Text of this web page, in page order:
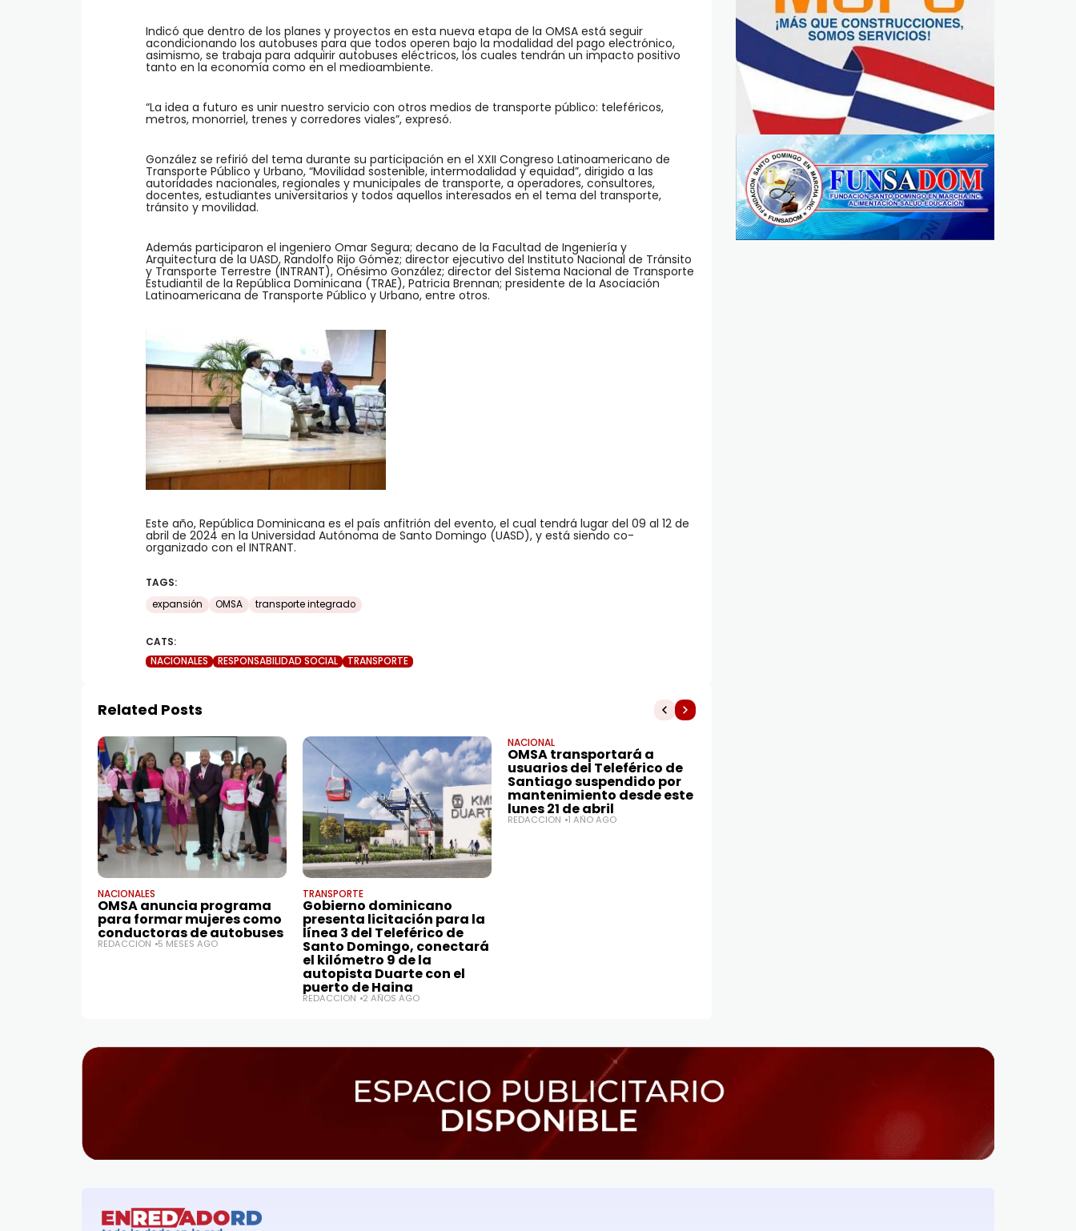
Indicó que dentro de los planes y proyectos en esta nueva etapa de la OMSA está seguir
acondicionando los autobuses para que todos operen bajo la modalidad del pago electrónico,
asimismo, se trabaja para adquirir autobuses eléctricos, los cuales tendrán un impacto positivo
tanto en la economía como en el medioambiente.
“La idea a futuro es unir nuestro servicio con otros medios de transporte público: teleféricos,
metros, monorriel, trenes y corredores viales”, expresó.
González se refirió del tema durante su participación en el XXII Congreso Latinoamericano de
Transporte Público y Urbano, “Movilidad sostenible, intermodalidad y equidad”, dirigido a las
autoridades nacionales, regionales y municipales de transporte, a operadores, consultores,
docentes, estudiantes universitarios y todos aquellos interesados en el tema del transporte,
tránsito y movilidad.
Además participaron el ingeniero Omar Segura; decano de la Facultad de Ingeniería y
Arquitectura de la UASD, Randolfo Rijo Gómez; director ejecutivo del Instituto Nacional de Tránsito
y Transporte Terrestre (INTRANT), Onésimo González; director del Sistema Nacional de Transporte
Estudiantil de la República Dominicana (TRAE), Patricia Brennan; presidente de la Asociación
Latinoamericana de Transporte Público y Urbano, entre otros.
Este año, República Dominicana es el país anfitrión del evento, el cual tendrá lugar del 09 al 12 de
abril de 2024 en la Universidad Autónoma de Santo Domingo (UASD), y está siendo co-
organizado con el INTRANT.
TAGS:
expansión
OMSA transporte integrado
CATS:
NACIONALES
RESPONSABILIDAD SOCIAL TRANSPORTE
Related Posts
NACIONALES
OMSA anuncia programa
para formar mujeres como
conductoras de autobuses
REDACCIÓN 5 MESES AGO
TRANSPORTE
Gobierno dominicano
presenta licitación para la
línea 3 del Teleférico de
Santo Domingo, conectará
el kilómetro 9 de la
autopista Duarte con el
puerto de Haina
REDACCIÓN 2 AÑOS AGO
NACIONAL
OMSA transportará a
usuarios del Teleférico de
Santiago suspendido por
mantenimiento desde este
lunes 21 de abril
REDACCIÓN 1 AÑO AGO